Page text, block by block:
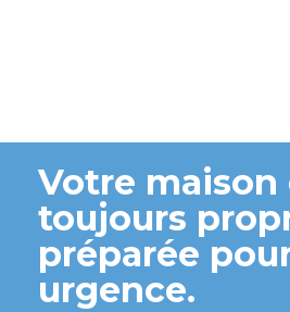
Votre maison
toujours
préparée
urgence.